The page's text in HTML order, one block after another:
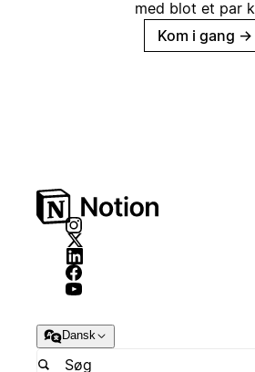
med blot et par
Kom i gang →
Dansk